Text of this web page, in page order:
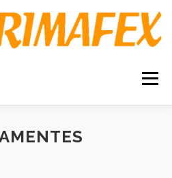
Menü
TERMÉKEK